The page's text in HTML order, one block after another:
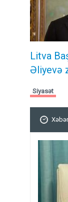
Litva
Əliyevə
Siyasət